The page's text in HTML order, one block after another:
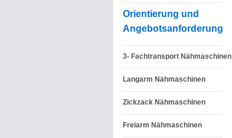
Orientierung und
Angebotsanforderung
3- Fachtransport Nähmaschinen
Langarm Nähmaschinen
Zickzack Nähmaschinen
Freiarm Nähmaschinen